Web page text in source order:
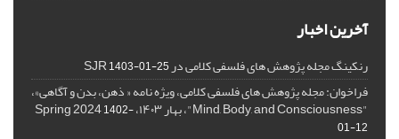
آخرین اخبار
رنکینگ مجله پژوهش های فلسفی کلامی در SJR1403-01-25
فراخوان: مجله پژوهش های فلسفی کلامی، ویژه نامه « ذهن، بدن و آگاهی»،
"Mind, Body, and Consciousness"، بهار ۱۴۰۳، Spring 2024
1402-
01-12